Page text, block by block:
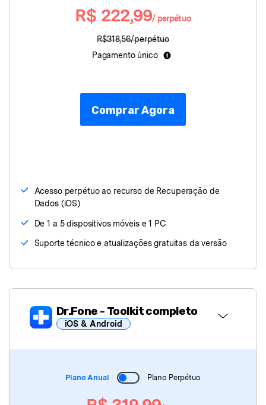
R$ 222,99/ perpétuo
R$318,56/perpétuo
Pagamento único
Comprar Agora
Acesso perpétuo ao recurso de Recuperação de
Dados (iOS)
De 1 a 5 dispositivos móveis e 1 PC
Suporte técnico e atualizações gratuitas da versão
Dr.Fone - Toolkit completo
iOS & Android
- Desbloquear Tela
Plano Anual Plano Perpétuo